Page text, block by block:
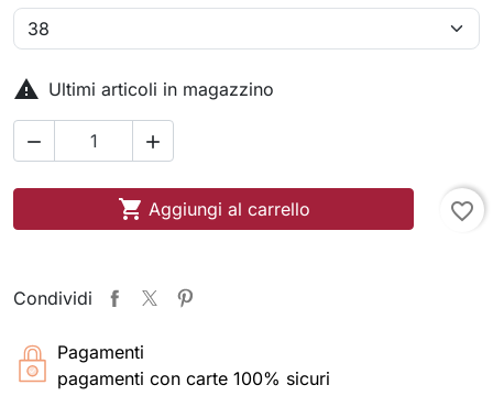
 Ultimi articoli in magazzino
 
 Aggiungi al carrello favorite_border
Condividi
Pagamenti
pagamenti con carte 100% sicuri